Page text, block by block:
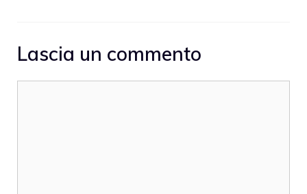
Lascia un commento